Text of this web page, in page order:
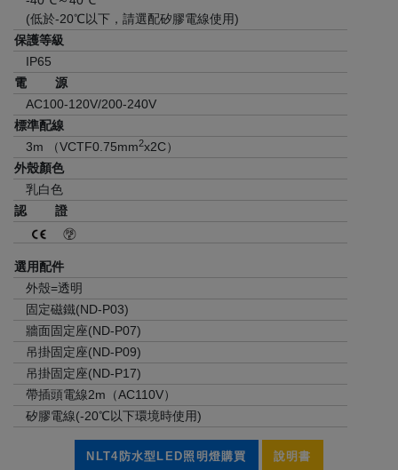
(低於-20℃以下，請選配矽膠電線使用)
保護等級
IP65
電 源
AC100-120V/200-240V
標準配線
3m （VCTF0.75mm2x2C）
外殼顏色
乳白色
認 證
選用配件
外殼=透明
固定磁鐵(ND-P03)
牆面固定座(ND-P07)
吊掛固定座(ND-P09)
吊掛固定座(ND-P17)
帶插頭電線2m（AC110V）
矽膠電線(-20℃以下環境時使用)
NLT4防水型LED照明燈購買 說明書